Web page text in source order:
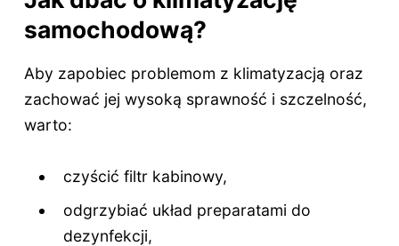
samochodową?
Aby zapobiec problemom z klimatyzacją oraz
zachować jej wysoką sprawność i szczelność,
warto:
czyścić filtr kabinowy,
odgrzybiać układ preparatami do
dezynfekcji,